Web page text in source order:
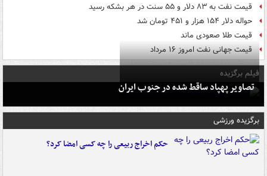
قیمت نفت به ۸۳ دلار و ۵۵ سنت در هر بشکه رسید
حواله دلار ۱۵۴ هزار و ۴۵۱ تومان شد
قیمت طلا صعودی ماند
قیمت جهانی نفت امروز ۱۶ مرداد
فیلم برگزیده
تصاویر پهپاد ساقط شده در جنوب ایران
برگزیده ورزشی
حکم اخراج ربیعی را چه کسی امضا کرد؟